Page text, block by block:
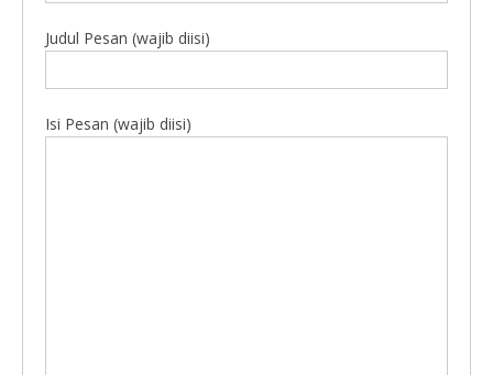
Judul Pesan (wajib diisi)
Isi Pesan (wajib diisi)